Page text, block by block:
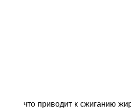
что приводит к сжиганию